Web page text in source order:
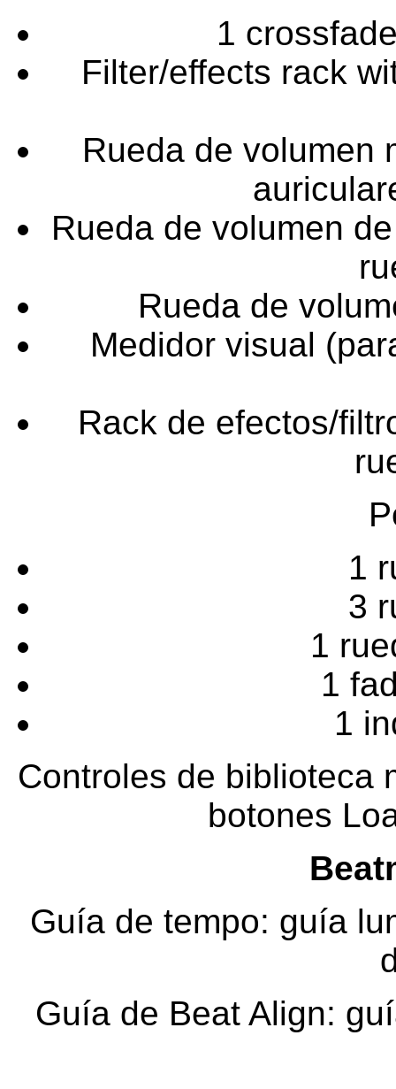
1
Filter/effects rack
Rueda de volumen
Rueda de volumen
Rueda de
Medidor visual
Rack de efectos/
1
3
1
1
1
Controles de biblioteca
botones
Guía de tempo: guía
Guía de Beat Align: